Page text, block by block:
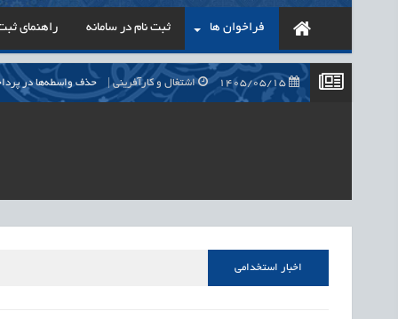
فراخوان ها ثبت نام در سامانه راهنمای
اشتغال و کارآفرینی حذف واسطه‌ها در پرداخت حقوق ۷۰۰ هزار نیروی شرکتی،
رئیس مرکز منابع
1405/05/15 اشتغال و کارآفرینی راه‌اندازی «کارخانه
اخبار استخدامی